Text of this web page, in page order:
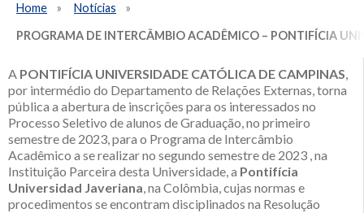
Home
Notícias
PROGRAMA DE INTERCÂMBIO ACADÊMICO – PONTIFÍCIA
A PONTIFÍCIA UNIVERSIDADE CATÓLICA DE CAMPINAS,
por intermédio do Departamento de Relações Externas, torna
pública a abertura de inscrições para os interessados no
Processo Seletivo de alunos de Graduação, no primeiro
semestre de 2023, para o Programa de Intercâmbio
Acadêmico a se realizar no segundo semestre de 2023 , na
Instituição Parceira desta Universidade, a Pontifícia
Universidad Javeriana, na Colômbia, cujas normas e
procedimentos se encontram disciplinados na Resolução